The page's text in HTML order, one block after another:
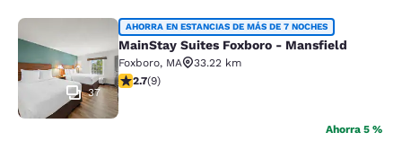
MainStay Suites Foxboro -
37
AHORRA EN ESTANCIAS DE MÁS DE 7 NOCHES
MainStay Suites Foxboro - Mansfield
Foxboro, MA
33.22 km
calificación de 2.67 estrellas. Feria. 9 reseñas
2.7(9)
Ahorra 5 %